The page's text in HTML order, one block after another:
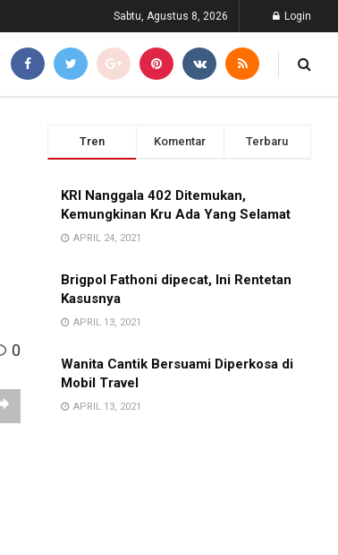
Sabtu, Agustus 8, 2026 Login
0
Tren Komentar Terbaru
KRI Nanggala 402 Ditemukan,
Kemungkinan Kru Ada Yang Selamat
APRIL 24, 2021
Brigpol Fathoni dipecat, Ini Rentetan
Kasusnya
APRIL 13, 2021
Wanita Cantik Bersuami Diperkosa di
Mobil Travel
APRIL 13, 2021